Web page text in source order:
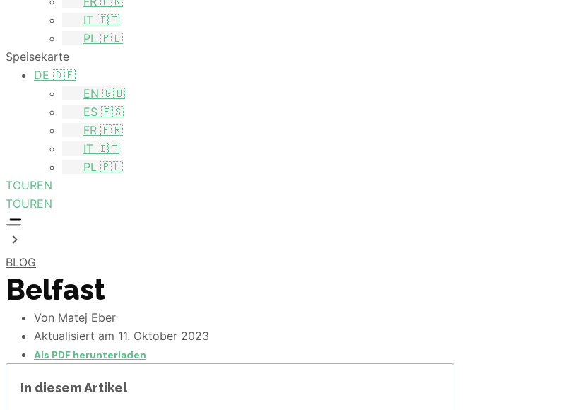
IT 🇮🇹
PL 🇵🇱
Speisekarte
DE 🇩🇪
EN 🇬🇧
ES 🇪🇸
FR 🇫🇷
IT 🇮🇹
PL 🇵🇱
TOUREN
TOUREN
BLOG
Belfast
Von Matej Eber
Aktualisiert am 11. Oktober 2023
Als PDF herunterladen
In diesem Artikel